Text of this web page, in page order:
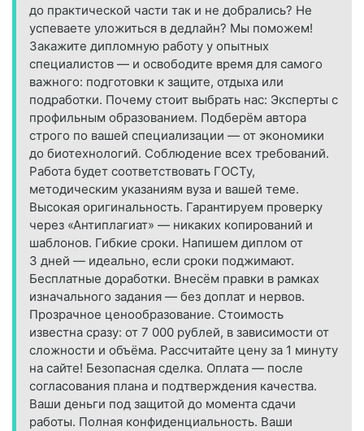
до практической части так и не добрались? Не
успеваете уложиться в дедлайн? Мы поможем!
Закажите дипломную работу у опытных
специалистов — и освободите время для самого
важного: подготовки к защите, отдыха или
подработки. Почему стоит выбрать нас: Эксперты с
профильным образованием. Подберём автора
строго по вашей специализации — от экономики
до биотехнологий. Соблюдение всех требований.
Работа будет соответствовать ГОСТу,
методическим указаниям вуза и вашей теме.
Высокая оригинальность. Гарантируем проверку
через «Антиплагиат» — никаких копирований и
шаблонов. Гибкие сроки. Напишем диплом от
3 дней — идеально, если сроки поджимают.
Бесплатные доработки. Внесём правки в рамках
изначального задания — без доплат и нервов.
Прозрачное ценообразование. Стоимость
известна сразу: от 7 000 рублей, в зависимости от
сложности и объёма. Рассчитайте цену за 1 минуту
на сайте! Безопасная сделка. Оплата — после
согласования плана и подтверждения качества.
Ваши деньги под защитой до момента сдачи
работы. Полная конфиденциальность. Ваши